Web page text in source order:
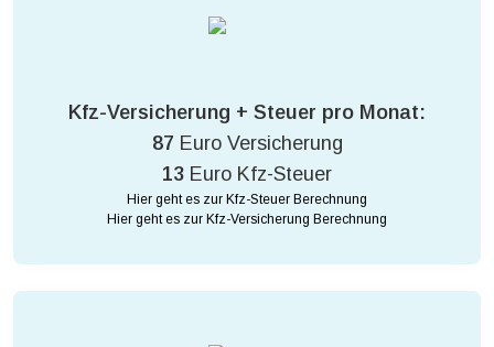
Kfz-Versicherung + Steuer pro Monat:
87 Euro Versicherung
13 Euro Kfz-Steuer
Hier geht es zur Kfz-Steuer Berechnung
Hier geht es zur Kfz-Versicherung Berechnung